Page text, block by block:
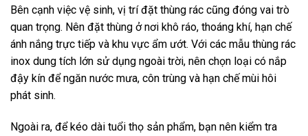
Bên cạnh việc vệ sinh, vị trí đặt thùng rác cũng đóng vai trò
quan trọng. Nên đặt thùng ở nơi khô ráo, thoáng khí, hạn chế
ánh nắng trực tiếp và khu vực ẩm ướt. Với các mẫu thùng rác
inox dung tích lớn sử dụng ngoài trời, nên chọn loại có nắp
đậy kín để ngăn nước mưa, côn trùng và hạn chế mùi hôi
phát sinh.
Ngoài ra, để kéo dài tuổi thọ sản phẩm, bạn nên kiểm tra